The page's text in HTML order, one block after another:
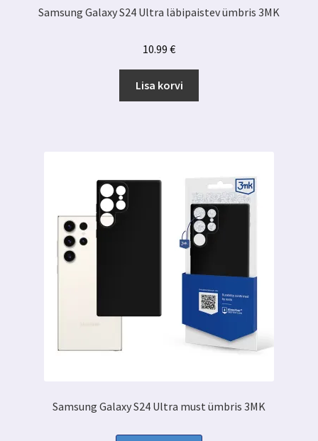
Samsung Galaxy S24 Ultra läbipaistev ümbris 3MK
10.99 €
Lisa korvi
Samsung Galaxy S24 Ultra must ümbris 3MK